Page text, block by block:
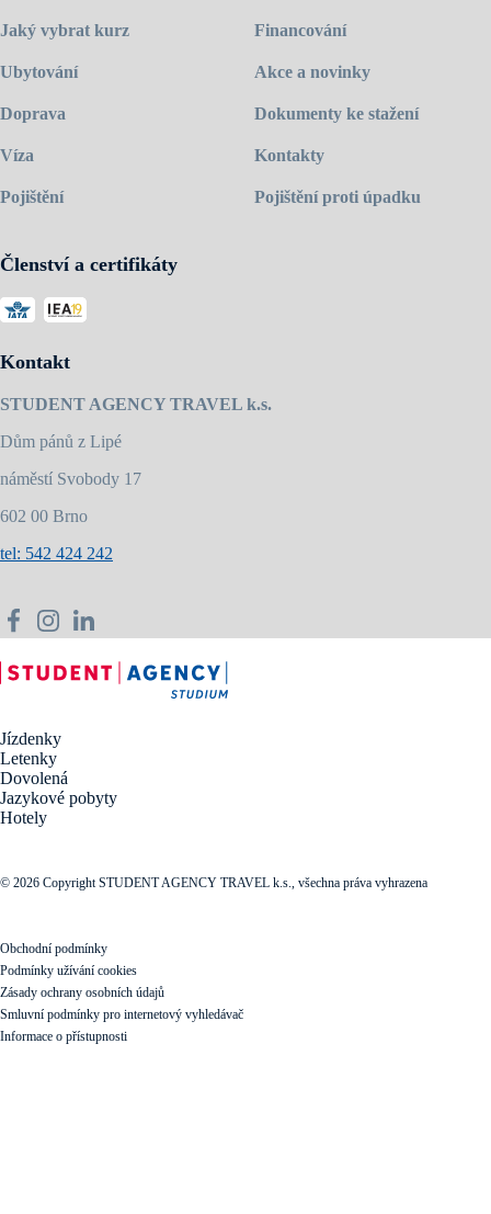
Jaký vybrat kurz
Ubytování
Doprava
Víza
Pojištění
Financování
Akce a novinky
Dokumenty ke stažení
Kontakty
Pojištění proti úpadku
Členství a certifikáty
Kontakt
STUDENT AGENCY TRAVEL k.s.
Dům pánů z Lipé
náměstí Svobody 17
602 00 Brno
tel: 542 424 242
Jízdenky
Letenky
Dovolená
Jazykové pobyty
Hotely
© 2026 Copyright STUDENT AGENCY TRAVEL k.s., všechna práva vyhrazena
Obchodní podmínky
Podmínky užívání cookies
Zásady ochrany osobních údajů
Smluvní podmínky pro internetový vyhledávač
Informace o přístupnosti